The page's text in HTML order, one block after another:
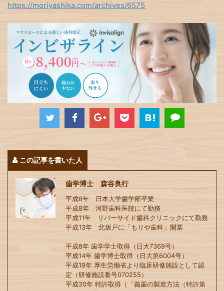
https://moriyashika.com/archives/6575
この記事を書いた人
歯学博士 森谷良行
平成8年 日本大学歯学部卒業
平成8年 河野歯科医院にて勤務
平成11年 リバーサイド歯科クリニックにて勤務
平成13年 北坂戸に「もりや歯科」開業
平成8年 歯学学士取得（日大7369号）
平成14年 歯学博士取得（日大第6004号）
平成19年 厚生労働省より臨床研修施設として認
定（研修施設番号070255）
平成30年 特許取得（「義歯の製造方法（特許第